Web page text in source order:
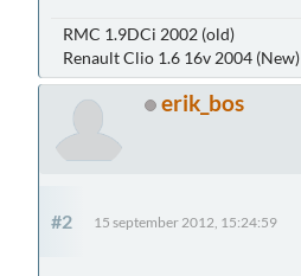
RMC 1.9DCi 2002 (old)
Renault Clio 1.6 16v 2004 (New)
erik_bos
#2 15 september 2012, 15:24:59